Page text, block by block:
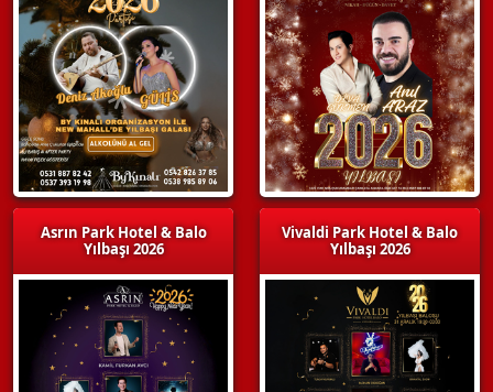
Asrın Park Hotel & Balo
Yılbaşı 2026
Vivaldi Park Hotel & Balo
Yılbaşı 2026